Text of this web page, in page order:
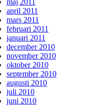
april 2011
mars 2011
februari 2011
januari 2011
december 2010
november 2010
oktober 2010
september 2010
augusti 2010
juli 2010
juni 2010